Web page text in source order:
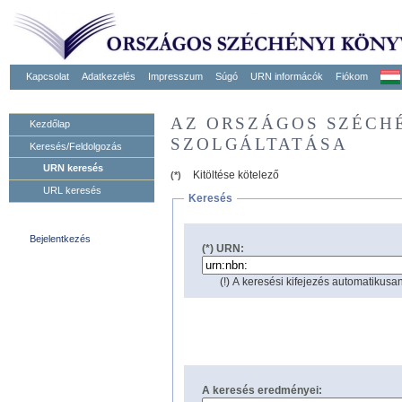
Kapcsolat Adatkezelés Impresszum Súgó URN informácók Fiókom
Kezdőlap
Keresés/Feldolgozás
URN keresés
URL keresés
Bejelentkezés
AZ ORSZÁGOS
SZOLGÁLTATÁSA
(*)
Kitöltése kötelező
Keresés
(*) URN:
(!) A keresési kifejezés
A keresés eredményei: